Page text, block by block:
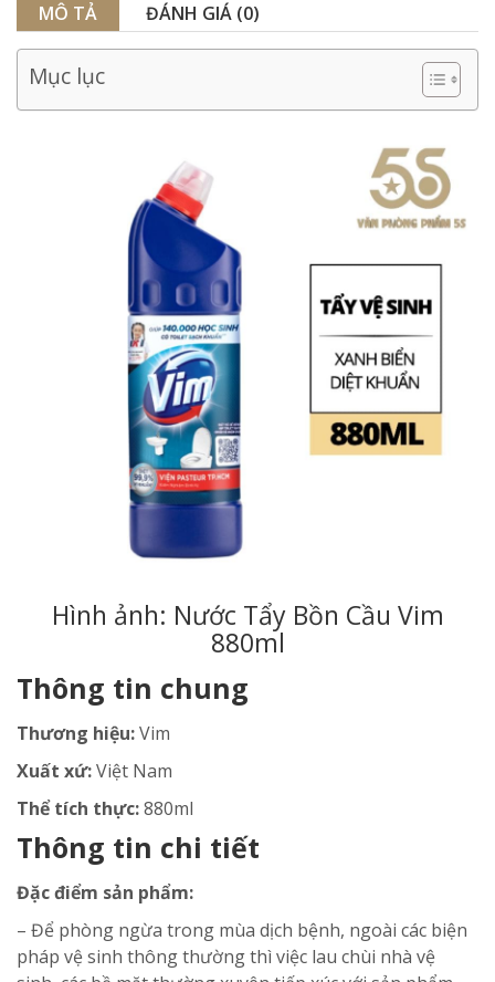
MÔ TẢ ĐÁNH GIÁ (0)
Mục lục
Hình ảnh: Nước Tẩy Bồn Cầu Vim
880ml
Thông tin chung
Thương hiệu:Vim
Xuất xứ:Việt Nam
Thể tích thực:880ml
Thông tin chi tiết
Đặc điểm sản phẩm:
– Để phòng ngừa trong mùa dịch bệnh, ngoài các biện
pháp vệ sinh thông thường thì việc lau chùi nhà vệ